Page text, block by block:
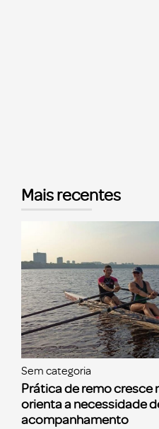
Mais recentes
Sem categoria
Prática de remo cresce
orienta a necessidade
acompanhamento